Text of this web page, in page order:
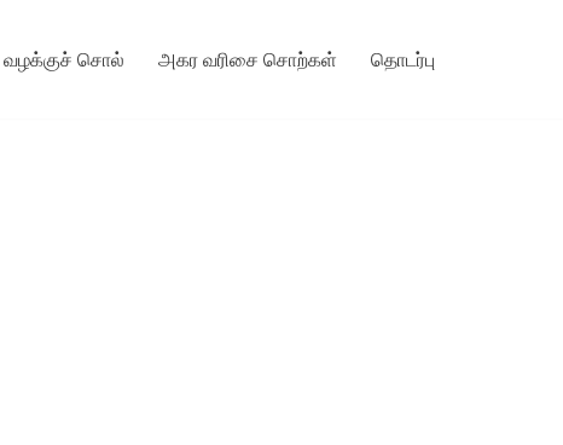
வழக்குச் சொல் அகர வரிசை சொற்கள் தொடர்பு